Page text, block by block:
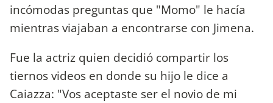
incómodas preguntas que "Momo" le hacía
mientras viajaban a encontrarse con Jimena.
Fue la actriz quien decidió compartir los
tiernos videos en donde su hijo le dice a
Caiazza: "Vos aceptaste ser el novio de mi